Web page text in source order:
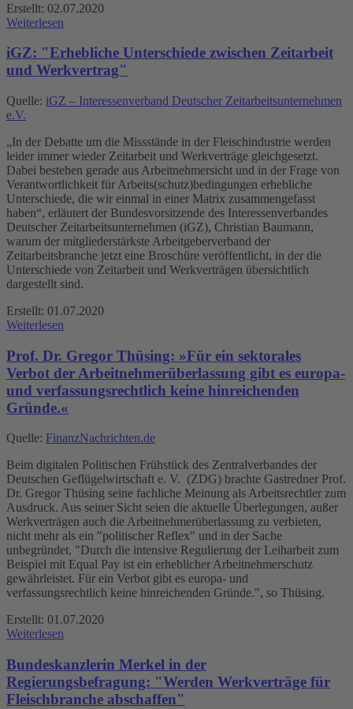
Erstellt: 02.07.2020
Weiterlesen
iGZ: "Erhebliche Unterschiede zwischen Zeitarbeit
und Werkvertrag"
Quelle: iGZ – Interessenverband Deutscher Zeitarbeitsunternehmen
e.V.
„In der Debatte um die Missstände in der Fleischindustrie werden
leider immer wieder Zeitarbeit und Werkverträge gleichgesetzt.
Dabei bestehen gerade aus Arbeitnehmersicht und in der Frage von
Verantwortlichkeit für Arbeits(schutz)bedingungen erhebliche
Unterschiede, die wir einmal in einer Matrix zusammengefasst
haben“, erläutert der Bundesvorsitzende des Interessenverbandes
Deutscher Zeitarbeitsunternehmen (iGZ), Christian Baumann,
warum der mitgliederstärkste Arbeitgeberverband der
Zeitarbeitsbranche jetzt eine Broschüre veröffentlicht, in der die
Unterschiede von Zeitarbeit und Werkverträgen übersichtlich
dargestellt sind.
Erstellt: 01.07.2020
Weiterlesen
Prof. Dr. Gregor Thüsing: »Für ein sektorales
Verbot der Arbeitnehmerüberlassung gibt es europa-
und verfassungsrechtlich keine hinreichenden
Gründe.«
Quelle: FinanzNachrichten.de
Beim digitalen Politischen Frühstück des Zentralverbandes der
Deutschen Geflügelwirtschaft e. V. (ZDG) brachte Gastredner Prof.
Dr. Gregor Thüsing seine fachliche Meinung als Arbeitsrechtler zum
Ausdruck. Aus seiner Sicht seien die aktuelle Überlegungen, außer
Werkverträgen auch die Arbeitnehmerüberlassung zu verbieten,
nicht mehr als ein "politischer Reflex" und in der Sache
unbegründet. "Durch die intensive Regulierung der Leiharbeit zum
Beispiel mit Equal Pay ist ein erheblicher Arbeitnehmerschutz
gewährleistet. Für ein Verbot gibt es europa- und
verfassungsrechtlich keine hinreichenden Gründe.", so Thüsing.
Erstellt: 01.07.2020
Weiterlesen
Bundeskanzlerin Merkel in der
Regierungsbefragung: "Werden Werkverträge für
Fleischbranche abschaffen"